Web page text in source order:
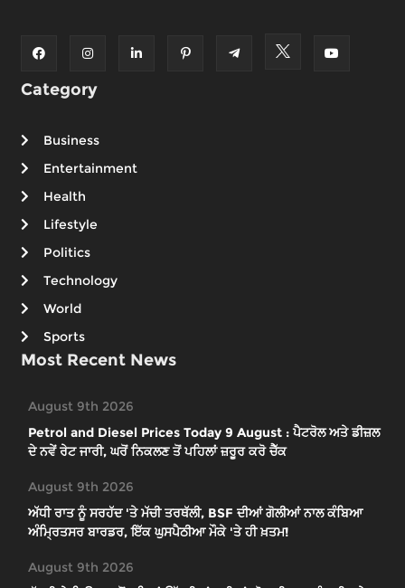
Category
Business
Entertainment
Health
Lifestyle
Politics
Technology
World
Sports
Most Recent News
August 9th 2026
Petrol and Diesel Prices Today 9 August : ਪੈਟਰੋਲ ਅਤੇ ਡੀਜ਼ਲ
ਦੇ ਨਵੇਂ ਰੇਟ ਜਾਰੀ, ਘਰੋਂ ਨਿਕਲਣ ਤੋਂ ਪਹਿਲਾਂ ਜ਼ਰੂਰ ਕਰੋ ਚੈੱਕ
August 9th 2026
ਅੱਧੀ ਰਾਤ ਨੂੰ ਸਰਹੱਦ 'ਤੇ ਮੱਚੀ ਤਰਥੱਲੀ, BSF ਦੀਆਂ ਗੋਲੀਆਂ ਨਾਲ ਕੰਬਿਆ
ਅੰਮ੍ਰਿਤਸਰ ਬਾਰਡਰ, ਇੱਕ ਘੁਸਪੈਠੀਆ ਮੌਕੇ 'ਤੇ ਹੀ ਖ਼ਤਮ!
August 9th 2026